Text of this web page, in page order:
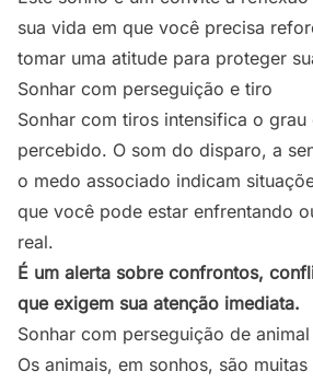
sua vida em que você precisa
tomar uma atitude para proteger
Sonhar com perseguição e tiro
Sonhar com tiros intensifica o grau
percebido. O som do disparo, a
o medo associado indicam
que você pode estar enfrentando
real.
É um alerta sobre confrontos,
que exigem sua atenção imediata.
Sonhar com perseguição de animal
Os animais, em sonhos, são